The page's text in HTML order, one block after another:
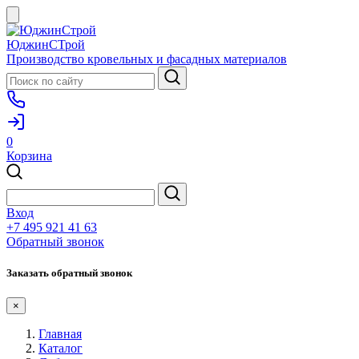
ЮджинСТрой
Производство кровельных и фасадных материалов
0
Корзина
Вход
+7 495 921 41 63
Обратный звонок
Заказать обратный звонок
×
Главная
Каталог